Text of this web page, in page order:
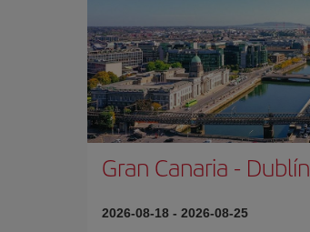
Gran Canaria - Dublín
2026-08-18 - 2026-08-25